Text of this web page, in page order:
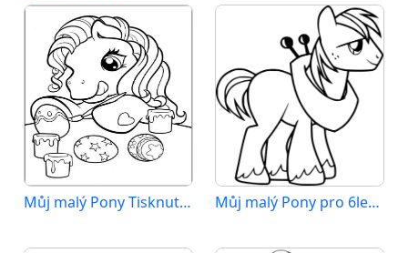
Můj malý Pony Tisknutelný pro Děti Můj malý Pony pro 6leté Děti